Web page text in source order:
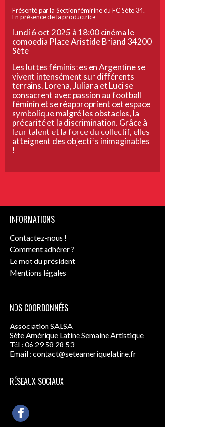
Présenté par la Section féminine du FC Sète 34.
En présence de la productrice
lundi 6 oct 2025 à 18:00 cinéma le
comoedia Place Aristide Briand 34200
Sète
Les luttes féministes en Argentine se
vivent intensément sur différents
terrains. Lorena, Juliana et Luci se
consacrent avec passion au football
féminin et se réapproprient cet espace
symbolique malgré les obstacles, la
précarité et la discrimination. Grâce à
leur talent et la force du collectif, elles
atteignent des objectifs inimaginables
!
INFORMATIONS
Contactez-nous !
Comment adhérer ?
Le mot du président
Mentions légales
NOS COORDONNÉES
Association SALSA
Sète Amérique Latine Semaine Artistique
Tél : 06 29 58 28 53
Email : contact@seteameriquelatine.fr
RÉSEAUX SOCIAUX